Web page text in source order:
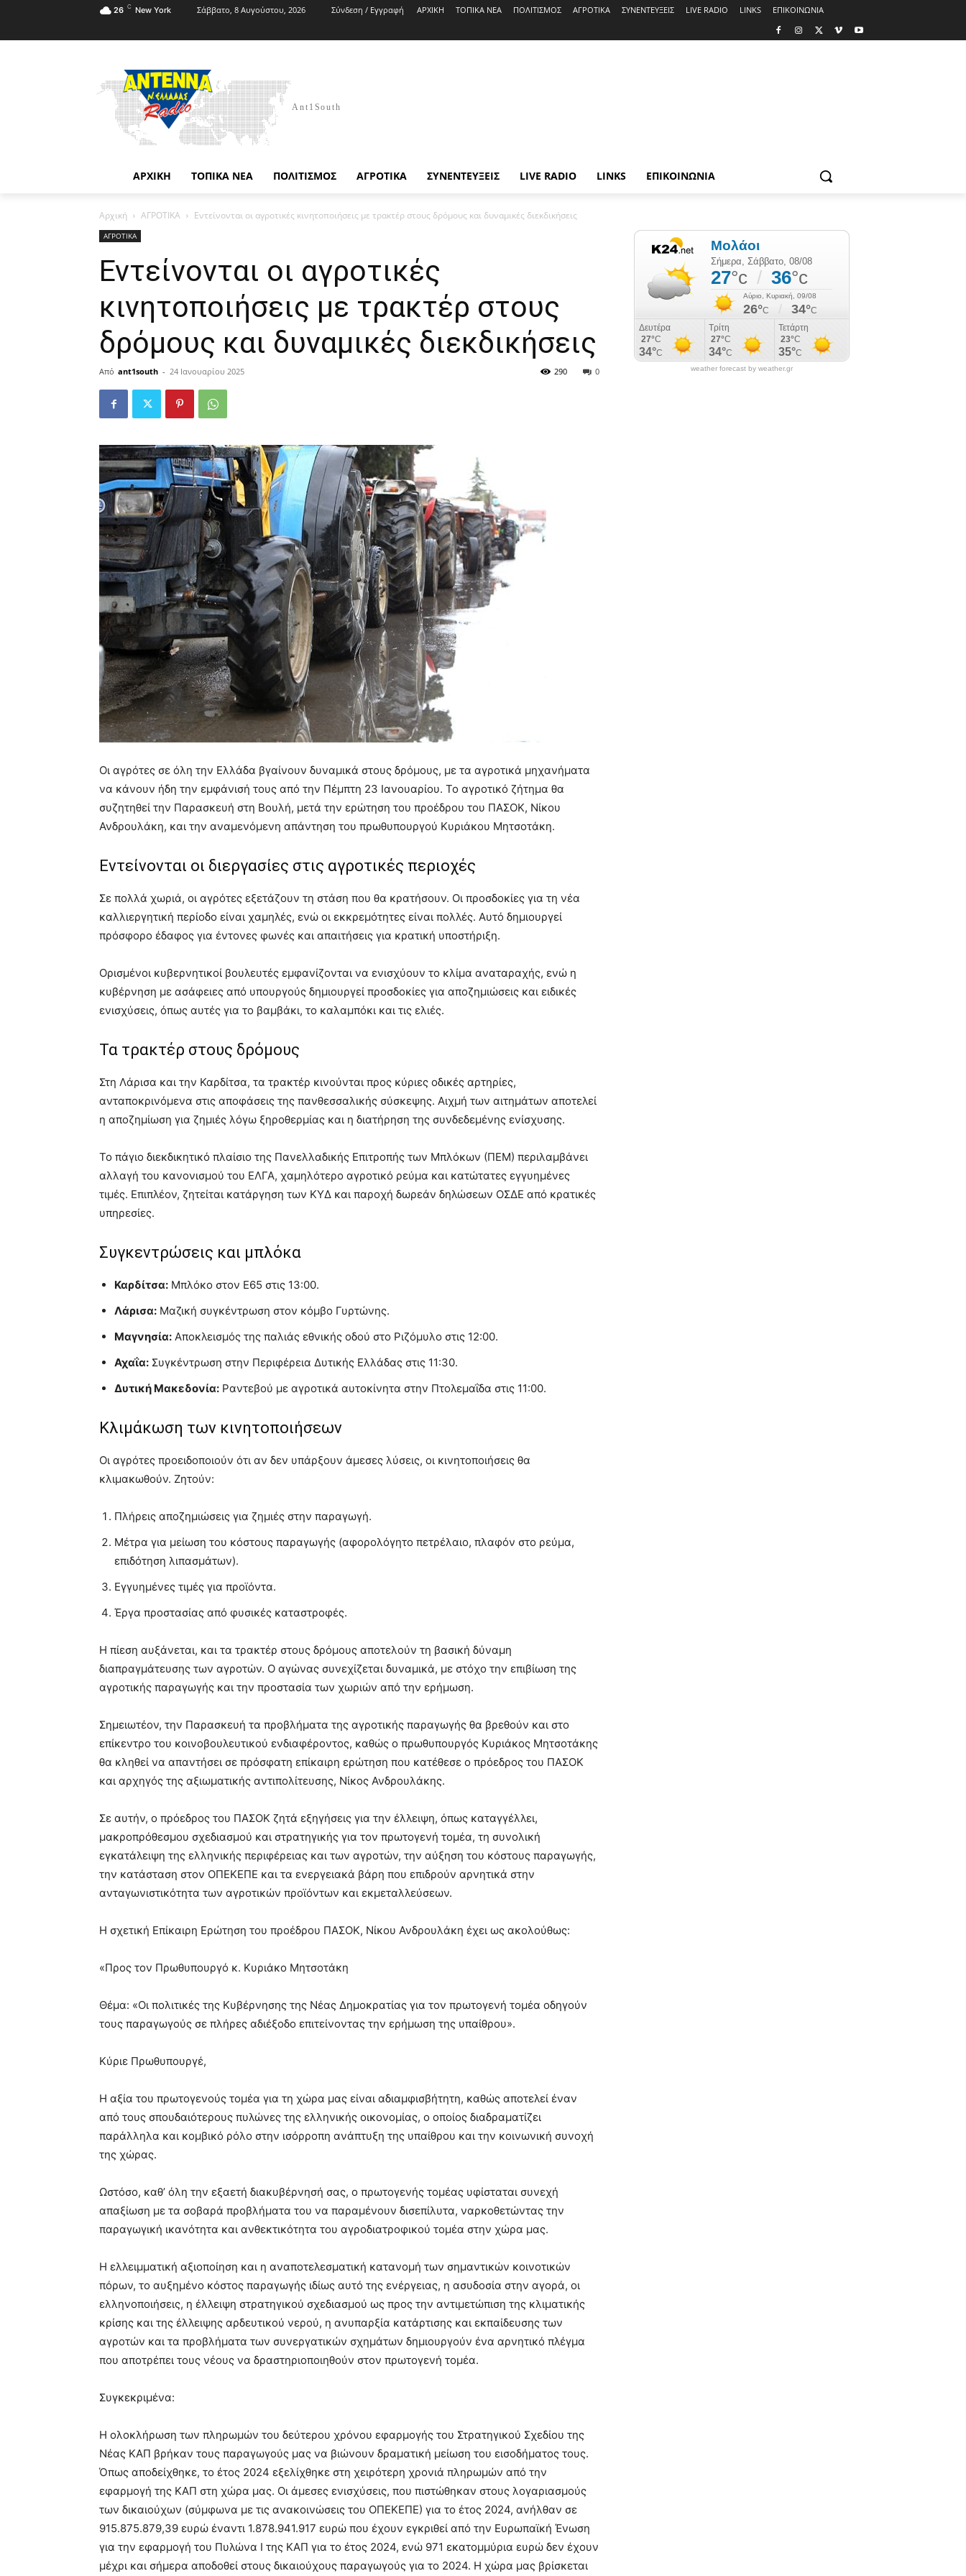
26 C New York Σάββατο, 8 Αυγούστου, 2026 Σύνδεση / Εγγραφή ΑΡΧΙΚΗ ΤΟΠΙΚΑ ΝΕΑ ΠΟΛΙΤΙΣΜΟΣ ΑΓΡΟΤΙΚΑ ΣΥΝΕΝΤΕΥΞΕΙΣ LIVE RADIO LINKS ΕΠΙΚΟΙΝΩΝΙΑ
Ant1South
ΑΡΧΙΚΗ ΤΟΠΙΚΑ ΝΕΑ ΠΟΛΙΤΙΣΜΟΣ ΑΓΡΟΤΙΚΑ ΣΥΝΕΝΤΕΥΞΕΙΣ LIVE RADIO LINKS ΕΠΙΚΟΙΝΩΝΙΑ
Αρχική ΑΓΡΟΤΙΚΑ Εντείνονται οι αγροτικές κινητοποιήσεις με τρακτέρ στους δρόμους και δυναμικές διεκδικήσεις
ΑΓΡΟΤΙΚΑ
Εντείνονται οι αγροτικές
κινητοποιήσεις με τρακτέρ στους
δρόμους και δυναμικές διεκδικήσεις
Από ant1south - 24 Ιανουαρίου 2025 0
290
Οι αγρότες σε όλη την Ελλάδα βγαίνουν δυναμικά στους δρόμους, με τα αγροτικά μηχανήματα
να κάνουν ήδη την εμφάνισή τους από την Πέμπτη 23 Ιανουαρίου. Το αγροτικό ζήτημα θα
συζητηθεί την Παρασκευή στη Βουλή, μετά την ερώτηση του προέδρου του ΠΑΣΟΚ, Νίκου
Ανδρουλάκη, και την αναμενόμενη απάντηση του πρωθυπουργού Κυριάκου Μητσοτάκη.
Εντείνονται οι διεργασίες στις αγροτικές περιοχές
Σε πολλά χωριά, οι αγρότες εξετάζουν τη στάση που θα κρατήσουν. Οι προσδοκίες για τη νέα
καλλιεργητική περίοδο είναι χαμηλές, ενώ οι εκκρεμότητες είναι πολλές. Αυτό δημιουργεί
πρόσφορο έδαφος για έντονες φωνές και απαιτήσεις για κρατική υποστήριξη.
Ορισμένοι κυβερνητικοί βουλευτές εμφανίζονται να ενισχύουν το κλίμα αναταραχής, ενώ η
κυβέρνηση με ασάφειες από υπουργούς δημιουργεί προσδοκίες για αποζημιώσεις και ειδικές
ενισχύσεις, όπως αυτές για το βαμβάκι, το καλαμπόκι και τις ελιές.
Τα τρακτέρ στους δρόμους
Στη Λάρισα και την Καρδίτσα, τα τρακτέρ κινούνται προς κύριες οδικές αρτηρίες,
ανταποκρινόμενα στις αποφάσεις της πανθεσσαλικής σύσκεψης. Αιχμή των αιτημάτων αποτελεί
η αποζημίωση για ζημιές λόγω ξηροθερμίας και η διατήρηση της συνδεδεμένης ενίσχυσης.
Το πάγιο διεκδικητικό πλαίσιο της Πανελλαδικής Επιτροπής των Μπλόκων (ΠΕΜ) περιλαμβάνει
αλλαγή του κανονισμού του ΕΛΓΑ, χαμηλότερο αγροτικό ρεύμα και κατώτατες εγγυημένες
τιμές. Επιπλέον, ζητείται κατάργηση των ΚΥΔ και παροχή δωρεάν δηλώσεων ΟΣΔΕ από κρατικές
υπηρεσίες.
Συγκεντρώσεις και μπλόκα
Καρδίτσα: Μπλόκο στον Ε65 στις 13:00.
Λάρισα: Μαζική συγκέντρωση στον κόμβο Γυρτώνης.
Μαγνησία: Αποκλεισμός της παλιάς εθνικής οδού στο Ριζόμυλο στις 12:00.
Αχαΐα: Συγκέντρωση στην Περιφέρεια Δυτικής Ελλάδας στις 11:30.
Δυτική Μακεδονία: Ραντεβού με αγροτικά αυτοκίνητα στην Πτολεμαΐδα στις 11:00.
Κλιμάκωση των κινητοποιήσεων
Οι αγρότες προειδοποιούν ότι αν δεν υπάρξουν άμεσες λύσεις, οι κινητοποιήσεις θα
κλιμακωθούν. Ζητούν:
Πλήρεις αποζημιώσεις για ζημιές στην παραγωγή.
Μέτρα για μείωση του κόστους παραγωγής (αφορολόγητο πετρέλαιο, πλαφόν στο ρεύμα,
επιδότηση λιπασμάτων).
Εγγυημένες τιμές για προϊόντα.
Έργα προστασίας από φυσικές καταστροφές.
Η πίεση αυξάνεται, και τα τρακτέρ στους δρόμους αποτελούν τη βασική δύναμη
διαπραγμάτευσης των αγροτών. Ο αγώνας συνεχίζεται δυναμικά, με στόχο την επιβίωση της
αγροτικής παραγωγής και την προστασία των χωριών από την ερήμωση.
Σημειωτέον, την Παρασκευή τα προβλήματα της αγροτικής παραγωγής θα βρεθούν και στο
επίκεντρο του κοινοβουλευτικού ενδιαφέροντος, καθώς ο πρωθυπουργός Κυριάκος Μητσοτάκης
θα κληθεί να απαντήσει σε πρόσφατη επίκαιρη ερώτηση που κατέθεσε ο πρόεδρος του ΠΑΣΟΚ
και αρχηγός της αξιωματικής αντιπολίτευσης, Νίκος Ανδρουλάκης.
Σε αυτήν, ο πρόεδρος του ΠΑΣΟΚ ζητά εξηγήσεις για την έλλειψη, όπως καταγγέλλει,
μακροπρόθεσμου σχεδιασμού και στρατηγικής για τον πρωτογενή τομέα, τη συνολική
εγκατάλειψη της ελληνικής περιφέρειας και των αγροτών, την αύξηση του κόστους παραγωγής,
την κατάσταση στον ΟΠΕΚΕΠΕ και τα ενεργειακά βάρη που επιδρούν αρνητικά στην
ανταγωνιστικότητα των αγροτικών προϊόντων και εκμεταλλεύσεων.
Η σχετική Επίκαιρη Ερώτηση του προέδρου ΠΑΣΟΚ, Νίκου Ανδρουλάκη έχει ως ακολούθως:
«Προς τον Πρωθυπουργό κ. Κυριάκο Μητσοτάκη
Θέμα: «Οι πολιτικές της Κυβέρνησης της Νέας Δημοκρατίας για τον πρωτογενή τομέα οδηγούν
τους παραγωγούς σε πλήρες αδιέξοδο επιτείνοντας την ερήμωση της υπαίθρου».
Κύριε Πρωθυπουργέ,
Η αξία του πρωτογενούς τομέα για τη χώρα μας είναι αδιαμφισβήτητη, καθώς αποτελεί έναν
από τους σπουδαιότερους πυλώνες της ελληνικής οικονομίας, ο οποίος διαδραματίζει
παράλληλα και κομβικό ρόλο στην ισόρροπη ανάπτυξη της υπαίθρου και την κοινωνική συνοχή
της χώρας.
Ωστόσο, καθ’ όλη την εξαετή διακυβέρνησή σας, ο πρωτογενής τομέας υφίσταται συνεχή
απαξίωση με τα σοβαρά προβλήματα του να παραμένουν δισεπίλυτα, ναρκοθετώντας την
παραγωγική ικανότητα και ανθεκτικότητα του αγροδιατροφικού τομέα στην χώρα μας.
Η ελλειμματική αξιοποίηση και η αναποτελεσματική κατανομή των σημαντικών κοινοτικών
πόρων, το αυξημένο κόστος παραγωγής ιδίως αυτό της ενέργειας, η ασυδοσία στην αγορά, οι
ελληνοποιήσεις, η έλλειψη στρατηγικού σχεδιασμού ως προς την αντιμετώπιση της κλιματικής
κρίσης και της έλλειψης αρδευτικού νερού, η ανυπαρξία κατάρτισης και εκπαίδευσης των
αγροτών και τα προβλήματα των συνεργατικών σχημάτων δημιουργούν ένα αρνητικό πλέγμα
που αποτρέπει τους νέους να δραστηριοποιηθούν στον πρωτογενή τομέα.
Συγκεκριμένα:
Η ολοκλήρωση των πληρωμών του δεύτερου χρόνου εφαρμογής του Στρατηγικού Σχεδίου της
Νέας ΚΑΠ βρήκαν τους παραγωγούς μας να βιώνουν δραματική μείωση του εισοδήματος τους.
Όπως αποδείχθηκε, το έτος 2024 εξελίχθηκε στη χειρότερη χρονιά πληρωμών από την
εφαρμογή της ΚΑΠ στη χώρα μας. Οι άμεσες ενισχύσεις, που πιστώθηκαν στους λογαριασμούς
των δικαιούχων (σύμφωνα με τις ανακοινώσεις του ΟΠΕΚΕΠΕ) για το έτος 2024, ανήλθαν σε
915.875.879,39 ευρώ έναντι 1.878.941.917 ευρώ που έχουν εγκριθεί από την Ευρωπαϊκή Ένωση
για την εφαρμογή του Πυλώνα Ι της ΚΑΠ για το έτος 2024, ενώ 971 εκατομμύρια ευρώ δεν έχουν
μέχρι και σήμερα αποδοθεί στους δικαιούχους παραγωγούς για το 2024. Η χώρα μας βρίσκεται
weather forecast by weather.gr